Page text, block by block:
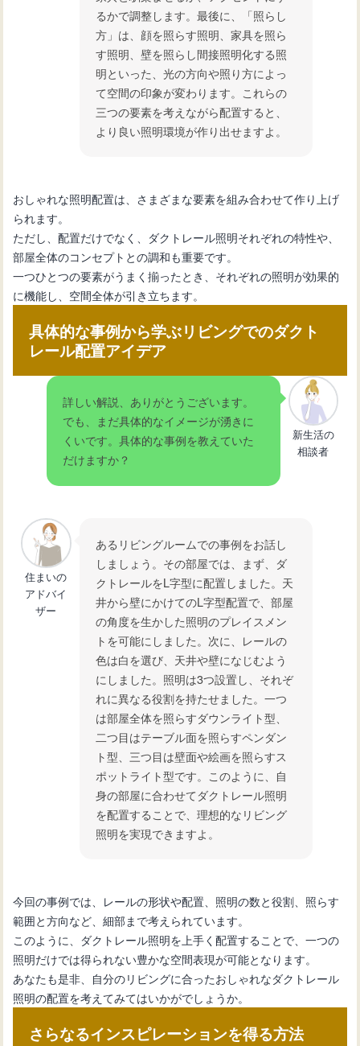
るかで調整します。最後に、「照らし
方」は、顔を照らす照明、家具を照ら
す照明、壁を照らし間接照明化する照
明といった、光の方向や照り方によっ
て空間の印象が変わります。これらの
三つの要素を考えながら配置すると、
より良い照明環境が作り出せますよ。
おしゃれな照明配置は、さまざまな要素を組み合わせて作り上げ
られます。
ただし、配置だけでなく、ダクトレール照明それぞれの特性や、
部屋全体のコンセプトとの調和も重要です。
一つひとつの要素がうまく揃ったとき、それぞれの照明が効果的
に機能し、空間全体が引き立ちます。
具体的な事例から学ぶリビングでのダクト
レール配置アイデア
詳しい解説、ありがとうございます。
でも、まだ具体的なイメージが湧きに
くいです。具体的な事例を教えていた
だけますか？
新生活の
相談者
住まいの
アドバイ
ザー
あるリビングルームでの事例をお話し
しましょう。その部屋では、まず、ダ
クトレールをL字型に配置しました。天
井から壁にかけてのL字型配置で、部屋
の角度を生かした照明のプレイスメン
トを可能にしました。次に、レールの
色は白を選び、天井や壁になじむよう
にしました。照明は3つ設置し、それぞ
れに異なる役割を持たせました。一つ
は部屋全体を照らすダウンライト型、
二つ目はテーブル面を照らすペンダン
ト型、三つ目は壁面や絵画を照らすス
ポットライト型です。このように、自
身の部屋に合わせてダクトレール照明
を配置することで、理想的なリビング
照明を実現できますよ。
今回の事例では、レールの形状や配置、照明の数と役割、照らす
範囲と方向など、細部まで考えられています。
このように、ダクトレール照明を上手く配置することで、一つの
照明だけでは得られない豊かな空間表現が可能となります。
あなたも是非、自分のリビングに合ったおしゃれなダクトレール
照明の配置を考えてみてはいかがでしょうか。
さらなるインスピレーションを得る方法